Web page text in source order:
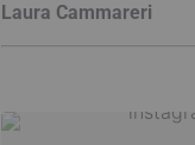
Laura Cammareri